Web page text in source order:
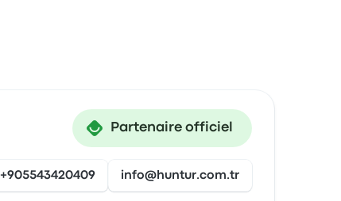
Partenaire officiel
+905543420409 info@huntur.com.tr